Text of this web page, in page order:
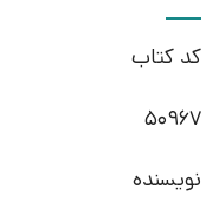
کد کتاب
50967
نویسنده